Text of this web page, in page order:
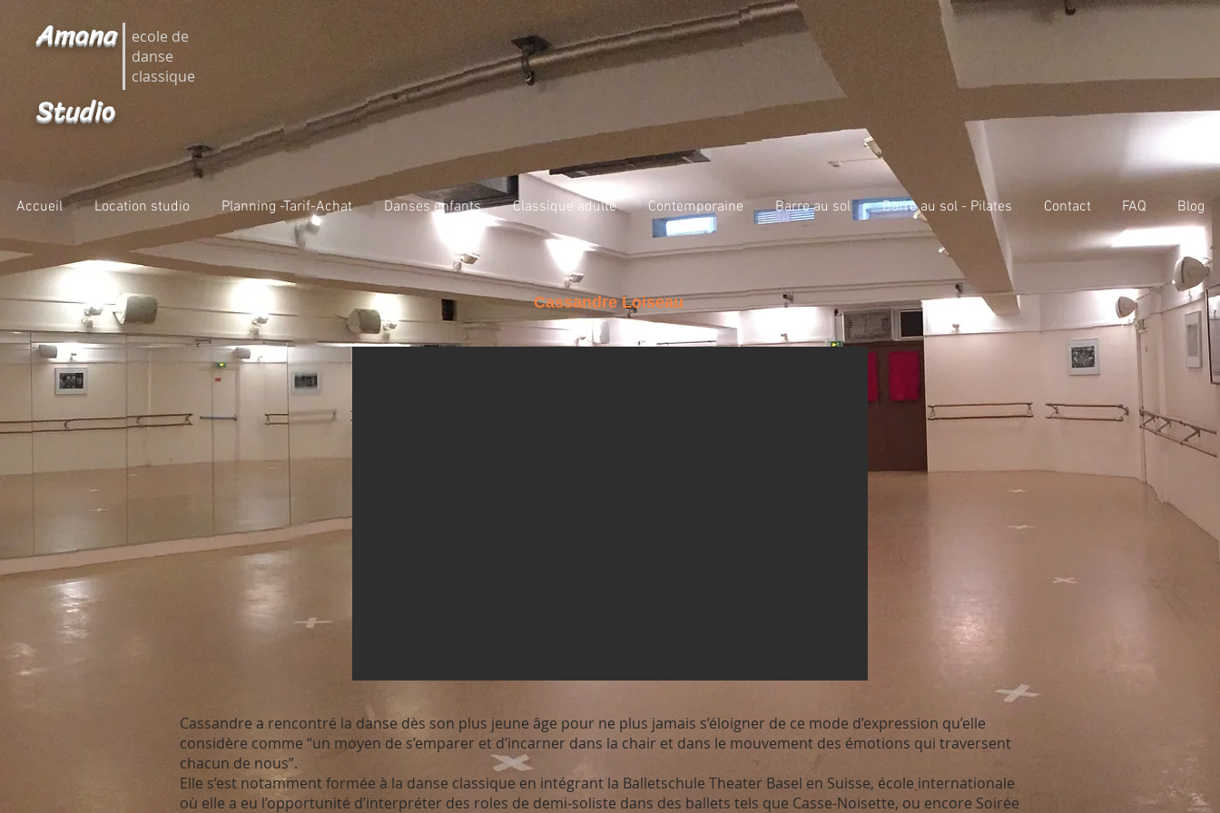
Amana
Studio
ecole de
danse
classique
Accueil Location studio Planning -Tarif-Achat Danses enfants Classique adulte Contemporaine Barre au sol Barre au sol - Pilates Contact FAQ Blog
Cassandre Loiseau
Cassandre a rencontré la danse dès son plus jeune âge pour ne plus jamais s’éloigner de ce mode d’expression qu’elle
considère comme “un moyen de s’emparer et d’incarner dans la chair et dans le mouvement des émotions qui traversent
chacun de nous”.
Elle s’est notamment formée à la danse classique en intégrant la Balletschule Theater Basel en Suisse, école internationale
où elle a eu l’opportunité d’interpréter des roles de demi-soliste dans des ballets tels que Casse-Noisette, ou encore Soirée